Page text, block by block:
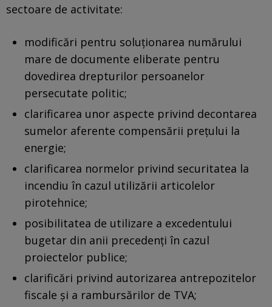
sectoare de activitate:
modificări pentru soluționarea numărului
mare de documente eliberate pentru
dovedirea drepturilor persoanelor
persecutate politic;
clarificarea unor aspecte privind decontarea
sumelor aferente compensării prețului la
energie;
clarificarea normelor privind securitatea la
incendiu în cazul utilizării articolelor
pirotehnice;
posibilitatea de utilizare a excedentului
bugetar din anii precedenți în cazul
proiectelor publice;
clarificări privind autorizarea antrepozitelor
fiscale și a rambursărilor de TVA;